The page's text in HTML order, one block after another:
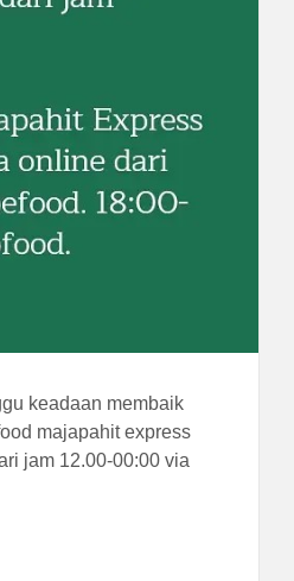
keadaan membaik
majapahit express
jam 12.00-00:00 via